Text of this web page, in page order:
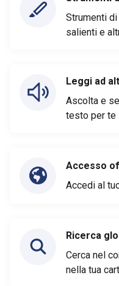
Strumenti
salienti e
Leggi ad
Ascolta e
testo per te
Accesso
Accedi al
Ricerca
Cerca nel
nella tua